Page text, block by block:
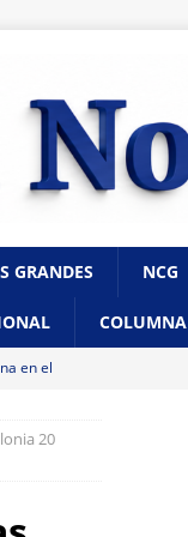
GRANDES NCG
COLUMNA
en el
sector
la fase
20